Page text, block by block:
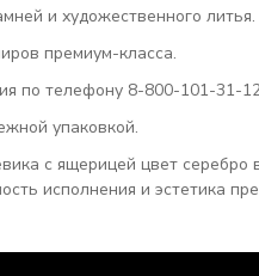
и художественного литья.
премиум-класса.
по телефону 8-800-101-31-
упаковкой.
с ящерицей цвет
исполнения и эстетика